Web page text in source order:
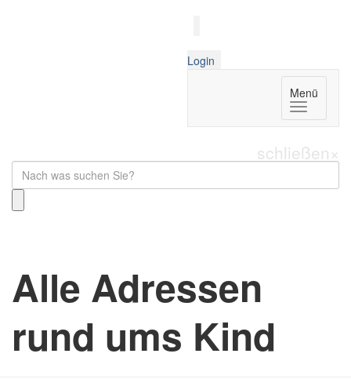
Login
Menü
schließen×
Alle Adressen
rund ums Kind